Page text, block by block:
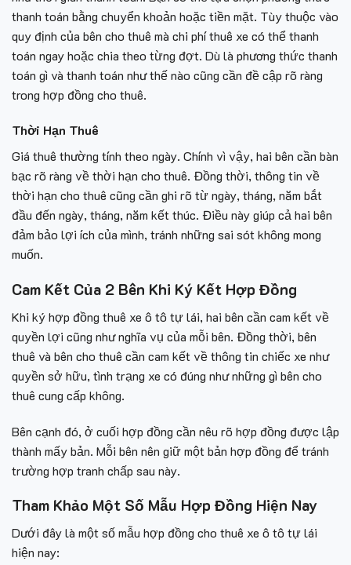
thanh toán bằng chuyển khoản hoặc tiền mặt. Tùy thuộc vào
quy định của bên cho thuê mà chi phí thuê xe có thể thanh
toán ngay hoặc chia theo từng đợt. Dù là phương thức thanh
toán gì và thanh toán như thế nào cũng cần đề cập rõ ràng
trong hợp đồng cho thuê.
Thời Hạn Thuê
Giá thuê thường tính theo ngày. Chính vì vậy, hai bên cần bàn
bạc rõ ràng về thời hạn cho thuê. Đồng thời, thông tin về
thời hạn cho thuê cũng cần ghi rõ từ ngày, tháng, năm bắt
đầu đến ngày, tháng, năm kết thúc. Điều này giúp cả hai bên
đảm bảo lợi ích của mình, tránh những sai sót không mong
muốn.
Cam Kết Của 2 Bên Khi Ký Kết Hợp Đồng
Khi ký hợp đồng thuê xe ô tô tự lái, hai bên cần cam kết về
quyền lợi cũng như nghĩa vụ của mỗi bên. Đồng thời, bên
thuê và bên cho thuê cần cam kết về thông tin chiếc xe như
quyền sở hữu, tình trạng xe có đúng như những gì bên cho
thuê cung cấp không.
Bên cạnh đó, ở cuối hợp đồng cần nêu rõ hợp đồng được lập
thành mấy bản. Mỗi bên nên giữ một bản hợp đồng để tránh
trường hợp tranh chấp sau này.
Tham Khảo Một Số Mẫu Hợp Đồng Hiện Nay
Dưới đây là một số mẫu hợp đồng cho thuê xe ô tô tự lái
hiện nay: